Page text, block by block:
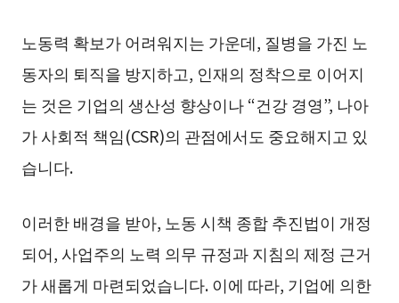
노동력 확보가 어려워지는 가운데, 질병을 가진 노
동자의 퇴직을 방지하고, 인재의 정착으로 이어지
는 것은 기업의 생산성 향상이나 “건강 경영”, 나아
가 사회적 책임(CSR)의 관점에서도 중요해지고 있
습니다.
이러한 배경을 받아, 노동 시책 종합 추진법이 개정
되어, 사업주의 노력 의무 규정과 지침의 제정 근거
가 새롭게 마련되었습니다. 이에 따라, 기업에 의한